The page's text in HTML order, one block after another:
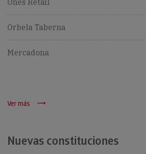
Ones Retail
Orbela Taberna
Mercadona
Ver más
Nuevas constituciones